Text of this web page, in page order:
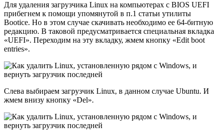
Для удаления загрузчика Linux на компьютерах с BIOS UEFI
прибегнем к помощи упомянутой в п.1 статьи утилиты
Bootice. Но в этом случае скачивать необходимо ее 64-битную
редакцию. В таковой предусматривается специальная вкладка
«UEFI». Переходим на эту вкладку, жмем кнопку «Edit boot
entries».
Слева выбираем загрузчик Linux, в данном случае Ubuntu. И
жмем внизу кнопку «Del».